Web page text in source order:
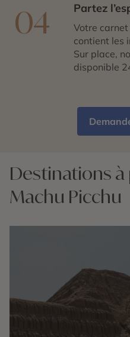
04 Partez
Votre
contient les
Sur place,
disponible
Destinations
Machu Picchu